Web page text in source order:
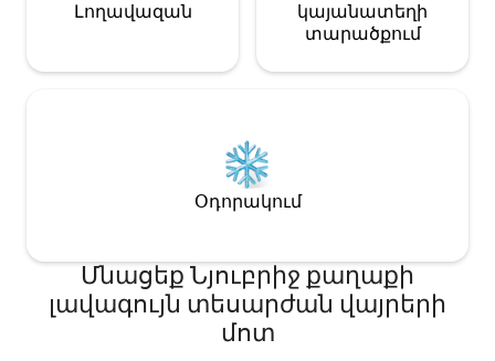
Լողավազան
կայանատեղի
տարածքում
Օդորակում
Մնացեք Նյուբրիջ քաղաքի
լավագույն տեսարժան վայրերի
մոտ